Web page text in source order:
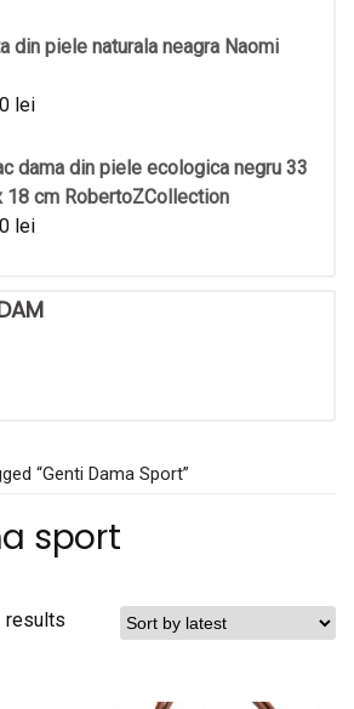
din piele naturala neagra Naomi
lei
dama din piele ecologica negru 33
18 cm RobertoZCollection
lei
“genti Dama Sport”
sport
results